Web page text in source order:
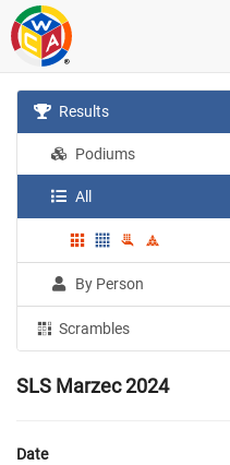
Results
Podiums
All
By Person
Scrambles
SLS Marzec 2024
Date